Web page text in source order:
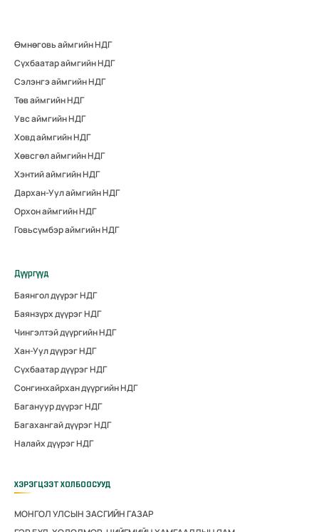
Өмнөговь аймгийн НДГ
Сүхбаатар аймгийн НДГ
Сэлэнгэ аймгийн НДГ
Төв аймгийн НДГ
Увс аймгийн НДГ
Ховд аймгийн НДГ
Хөвсгөл аймгийн НДГ
Хэнтий аймгийн НДГ
Дархан-Уул аймгийн НДГ
Орхон аймгийн НДГ
Говьсүмбэр аймгийн НДГ
Дүүргүүд
Баянгол дүүрэг НДГ
Баянзүрх дүүрэг НДГ
Чингэлтэй дүүргийн НДГ
Хан-Уул дүүрэг НДГ
Сүхбаатар дүүрэг НДГ
Сонгинхайрхан дүүргийн НДГ
Багануур дүүрэг НДГ
Багахангай дүүрэг НДГ
Налайх дүүрэг НДГ
ХЭРЭГЦЭЭТ ХОЛБООСУУД
МОНГОЛ УЛСЫН ЗАСГИЙН ГАЗАР